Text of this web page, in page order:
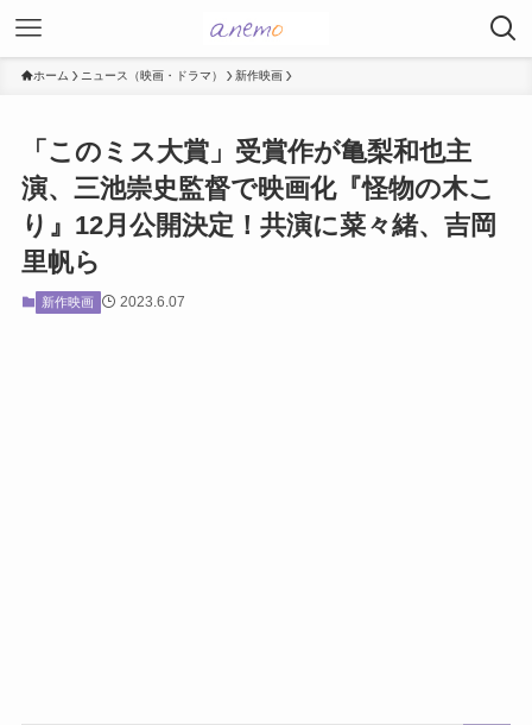
ホーム ニュース（映画・ドラマ） 新作映画
「このミス大賞」受賞作が亀梨和也主
演、三池崇史監督で映画化『怪物の木こ
り』12月公開決定！共演に菜々緒、吉岡
里帆ら
新作映画 2023.6.07